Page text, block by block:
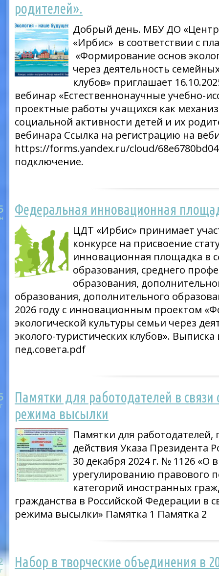
родителей».
Добрый день. МБУ ДО «Центр
«Ирбис» в соответствии с
«Формирование основ
через деятельность
клубов» приглашает
вебинар «Естественнонаучные учебно-
проектные работы учащихся как
социальной активности детей и их
вебинара Ссылка на регистрацию на
https://forms.yandex.ru/cloud/
подключение.
Федеральная инновационная
ЦДТ «Ирбис» принимает
конкурсе на присвоение
инновационная площадка в
образования, среднего
образования,
образования, дополнительного
2026 году с инновационным проектом
экологической культуры семьи через
эколого-туристических клубов».
пед.совета.pdf
Памятки для работодателей в
режима высылки
Памятки для
действия Указа Президента
30 декабря 2024 г. № 1126 «О
урегулированию правового
категорий иностранных
гражданства в Российской Федерации в
режима высылки» Памятка 1 Памятка 2
Набор в творческие объединения в